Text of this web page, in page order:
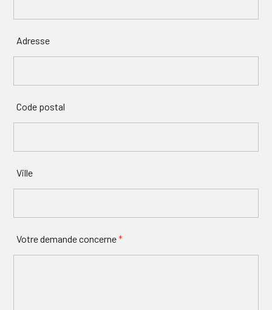
Adresse
Code postal
Ville
Votre demande concerne*